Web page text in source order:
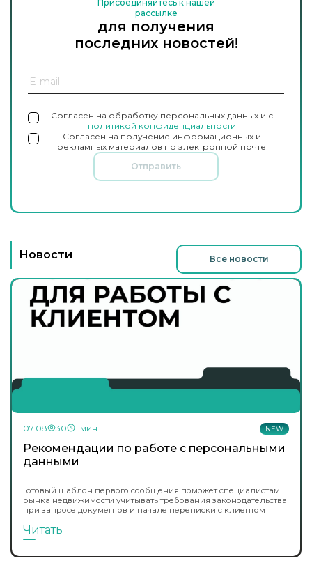
Присоединяйтесь к нашей
рассылке
для получения
последних новостей!
Согласен на обработку персональных данных и с
политикой конфиденциальности
Согласен на получение информационных и
рекламных материалов по электронной почте
Отправить
Новости Все новости
NEW
07.08 30 1 мин
Рекомендации по работе с персональными
данными
Готовый шаблон первого сообщения поможет специалистам
рынка недвижимости учитывать требования законодательства
при запросе документов и начале переписки с клиентом
Читать